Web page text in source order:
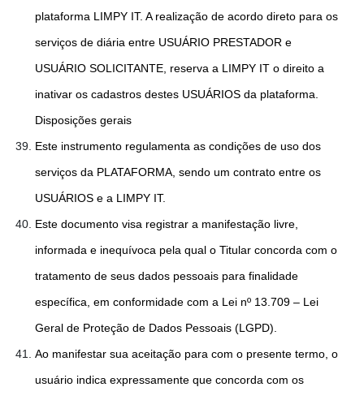
plataforma LIMPY IT. A realização de acordo direto para os
serviços de diária entre USUÁRIO PRESTADOR e
USUÁRIO SOLICITANTE, reserva a LIMPY IT o direito a
inativar os cadastros destes USUÁRIOS da plataforma.
Disposições gerais
Este instrumento regulamenta as condições de uso dos
serviços da PLATAFORMA, sendo um contrato entre os
USUÁRIOS e a LIMPY IT.
Este documento visa registrar a manifestação livre,
informada e inequívoca pela qual o Titular concorda com o
tratamento de seus dados pessoais para finalidade
específica, em conformidade com a Lei nº 13.709 – Lei
Geral de Proteção de Dados Pessoais (LGPD).
Ao manifestar sua aceitação para com o presente termo, o
usuário indica expressamente que concorda com os